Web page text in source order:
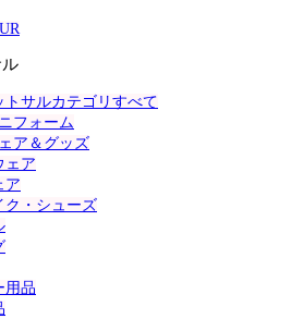
トサルカテゴリすべて
フォーム
ア＆グッズ
ェア
ア
ク・シューズ
用品